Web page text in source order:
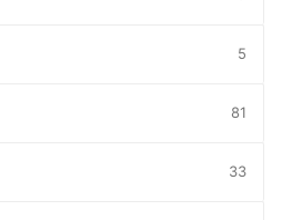
5
81
33